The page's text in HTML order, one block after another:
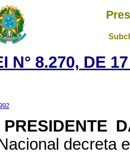
N° 8.270, DE
DA
decreta